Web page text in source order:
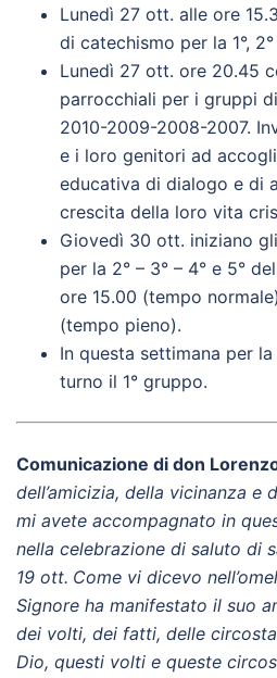
Lunedì 27 ott. alle ore
di catechismo per la 1°,
Lunedì 27 ott. ore 20.45
parrocchiali per i gruppi
2010-2009-2008-2007.
e i loro genitori ad
educativa di dialogo e di
crescita della loro vita
Giovedì 30 ott. iniziano
per la 2° – 3° – 4° e 5°
ore 15.00 (tempo
(tempo pieno).
In questa settimana per
turno il 1° gruppo.
Comunicazione di don
dell’amicizia, della vicinanza e
mi avete accompagnato in
nella celebrazione di saluto di
19 ott. Come vi dicevo
Signore ha manifestato il suo
dei volti, dei fatti, delle
Dio, questi volti e queste